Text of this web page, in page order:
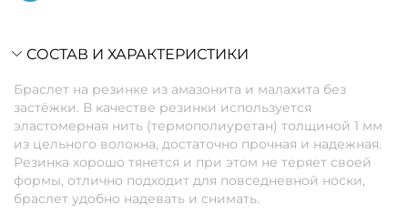
СОСТАВ И ХАРАКТЕРИСТИКИ
Браслет на резинке из амазонита и малахита без
застёжки. В качестве резинки используется
эластомерная нить (термополиуретан) толщиной 1 мм
из цельного волокна, достаточно прочная и надежная.
Резинка хорошо тянется и при этом не теряет своей
формы, отлично подходит для повседневной носки,
браслет удобно надевать и снимать.